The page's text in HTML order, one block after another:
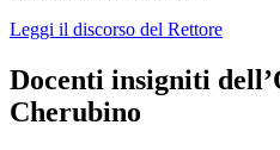
Leggi il discorso del Rettore
Docenti insigniti
Cherubino